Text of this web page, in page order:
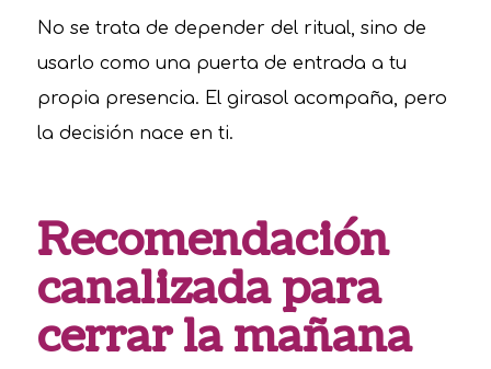
No se trata de depender del ritual, sino de
usarlo como una puerta de entrada a tu
propia presencia. El girasol acompaña, pero
la decisión nace en ti.
Recomendación
canalizada para
cerrar la mañana